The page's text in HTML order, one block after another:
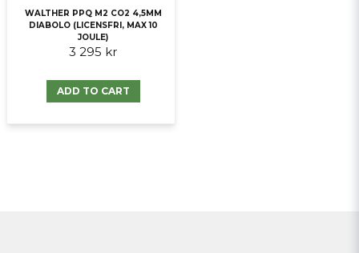
WALTHER PPQ M2 CO2 4,5MM
DIABOLO (LICENSFRI, MAX 10
JOULE)
3 295 kr
ADD TO CART